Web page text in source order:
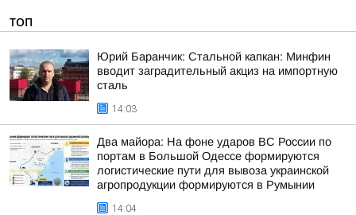
ТОП
Юрий Баранчик: Стальной капкан: Минфин
вводит заградительный акциз на импортную
сталь
14:03
Два майора: На фоне ударов ВС России по
портам в Большой Одессе формируются
логистические пути для вывоза украинской
агропродукции формируются в Румынии
14:04